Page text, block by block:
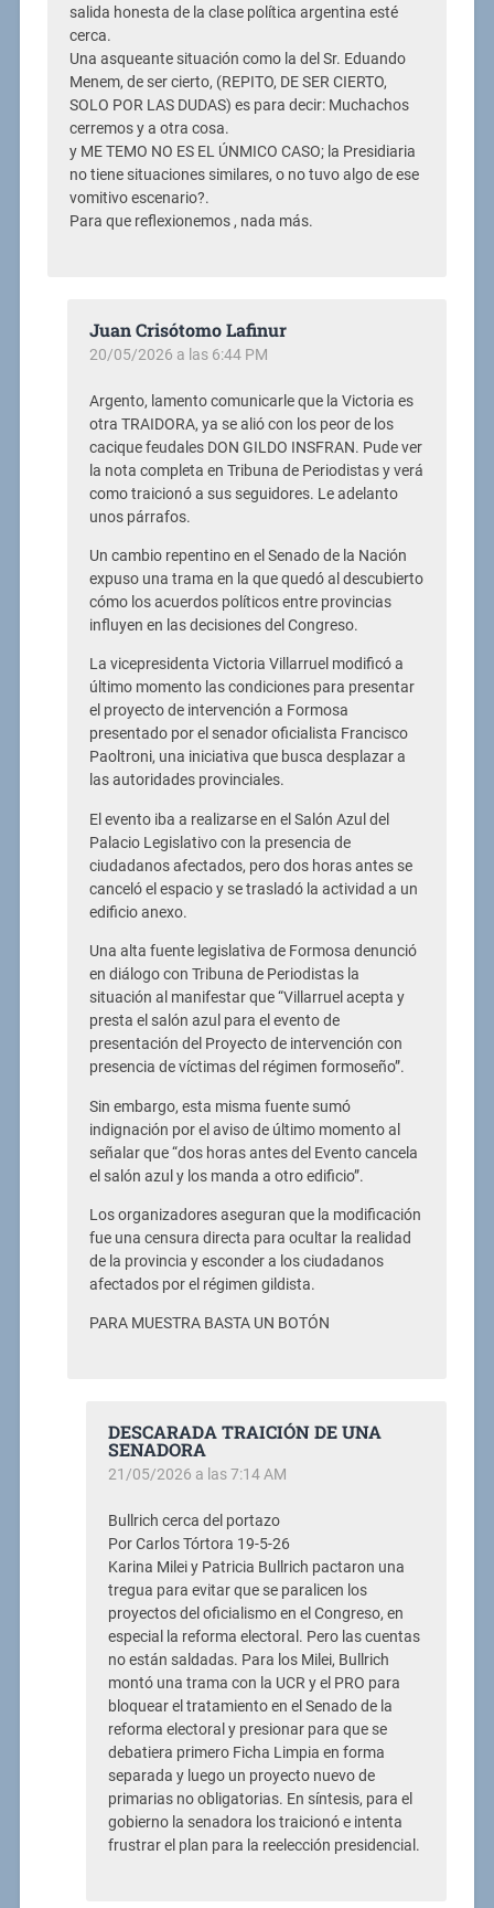
salida honesta de la clase política argentina esté
cerca.
Una asqueante situación como la del Sr. Eduando
Menem, de ser cierto, (REPITO, DE SER CIERTO,
SOLO POR LAS DUDAS) es para decir: Muchachos
cerremos y a otra cosa.
y ME TEMO NO ES EL ÚNMICO CASO; la Presidiaria
no tiene situaciones similares, o no tuvo algo de ese
vomitivo escenario?.
Para que reflexionemos , nada más.
Juan Crisótomo Lafinur
20/05/2026 a las 6:44 PM
Argento, lamento comunicarle que la Victoria es
otra TRAIDORA, ya se alió con los peor de los
cacique feudales DON GILDO INSFRAN. Pude ver
la nota completa en Tribuna de Periodistas y verá
como traicionó a sus seguidores. Le adelanto
unos párrafos.
Un cambio repentino en el Senado de la Nación
expuso una trama en la que quedó al descubierto
cómo los acuerdos políticos entre provincias
influyen en las decisiones del Congreso.
La vicepresidenta Victoria Villarruel modificó a
último momento las condiciones para presentar
el proyecto de intervención a Formosa
presentado por el senador oficialista Francisco
Paoltroni, una iniciativa que busca desplazar a
las autoridades provinciales.
El evento iba a realizarse en el Salón Azul del
Palacio Legislativo con la presencia de
ciudadanos afectados, pero dos horas antes se
canceló el espacio y se trasladó la actividad a un
edificio anexo.
Una alta fuente legislativa de Formosa denunció
en diálogo con Tribuna de Periodistas la
situación al manifestar que “Villarruel acepta y
presta el salón azul para el evento de
presentación del Proyecto de intervención con
presencia de víctimas del régimen formoseño”.
Sin embargo, esta misma fuente sumó
indignación por el aviso de último momento al
señalar que “dos horas antes del Evento cancela
el salón azul y los manda a otro edificio”.
Los organizadores aseguran que la modificación
fue una censura directa para ocultar la realidad
de la provincia y esconder a los ciudadanos
afectados por el régimen gildista.
PARA MUESTRA BASTA UN BOTÓN
DESCARADA TRAICIÓN DE UNA
SENADORA
21/05/2026 a las 7:14 AM
Bullrich cerca del portazo
Por Carlos Tórtora 19-5-26
Karina Milei y Patricia Bullrich pactaron una
tregua para evitar que se paralicen los
proyectos del oficialismo en el Congreso, en
especial la reforma electoral. Pero las cuentas
no están saldadas. Para los Milei, Bullrich
montó una trama con la UCR y el PRO para
bloquear el tratamiento en el Senado de la
reforma electoral y presionar para que se
debatiera primero Ficha Limpia en forma
separada y luego un proyecto nuevo de
primarias no obligatorias. En síntesis, para el
gobierno la senadora los traicionó e intenta
frustrar el plan para la reelección presidencial.